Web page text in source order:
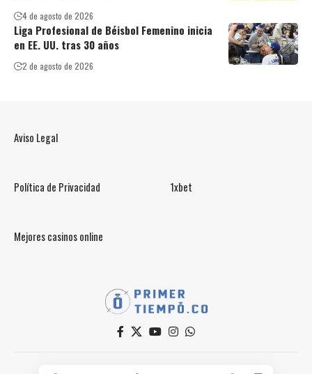
4 de agosto de 2026
Liga Profesional de Béisbol Femenino inicia
en EE. UU. tras 30 años
2 de agosto de 2026
Aviso Legal
Política de Privacidad 1xbet
Mejores casinos online